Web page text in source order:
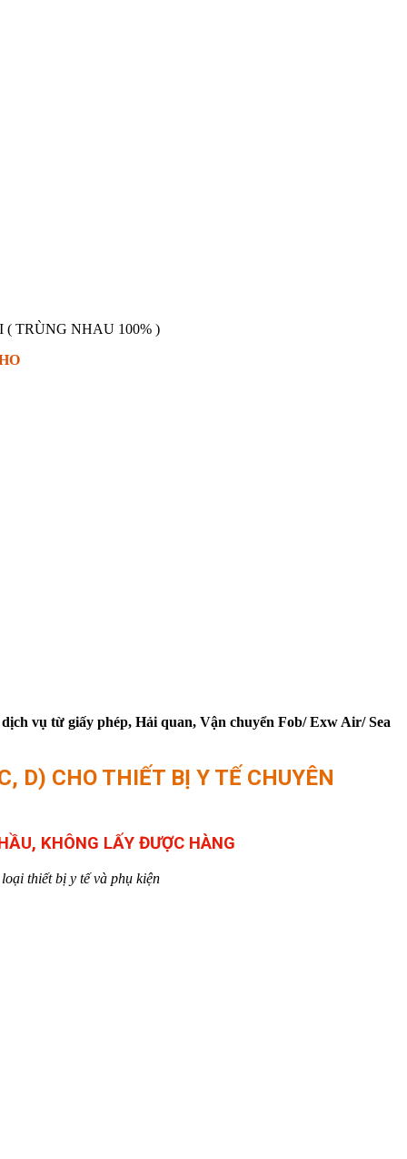
TRÙNG NHAU 100% )
vụ từ giấy phép, Hải quan, Vận chuyển Fob/ Exw Air/ Sea
D) CHO THIẾT BỊ Y TẾ CHUYÊN
KHÔNG LẤY ĐƯỢC HÀNG
thiết bị y tế và phụ kiện